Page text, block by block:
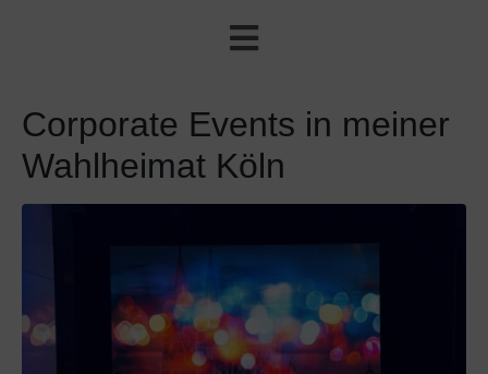
Corporate Events in meiner
Wahlheimat Köln